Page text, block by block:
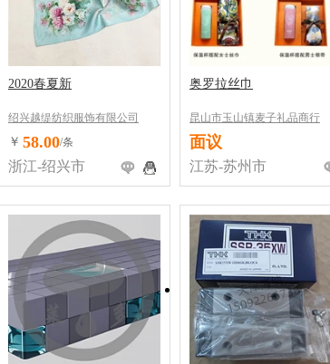
2020春夏新
绍兴越缇纺织服饰有限公司
￥ 58.00/条
浙江-绍兴市
奥罗拉丝巾
昆山市玉山镇麦子礼品商行
面议
江苏-苏州市